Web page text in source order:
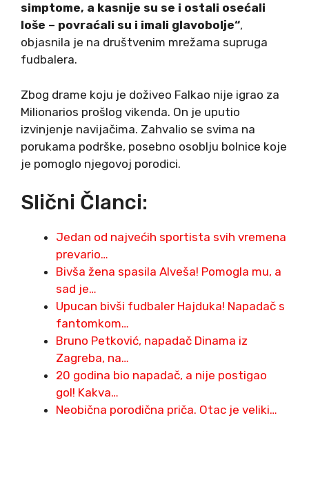
simptome, a kasnije su se i ostali osećali
loše – povraćali su i imali glavobolje“,
objasnila je na društvenim mrežama supruga
fudbalera.
Zbog drame koju je doživeo Falkao nije igrao za
Milionarios prošlog vikenda. On je uputio
izvinjenje navijačima. Zahvalio se svima na
porukama podrške, posebno osoblju bolnice koje
je pomoglo njegovoj porodici.
Slični Članci:
Jedan od najvećih sportista svih vremena
prevario…
Bivša žena spasila Alveša! Pomogla mu, a
sad je…
Upucan bivši fudbaler Hajduka! Napadač s
fantomkom…
Bruno Petković, napadač Dinama iz
Zagreba, na…
20 godina bio napadač, a nije postigao
gol! Kakva…
Neobična porodična priča. Otac je veliki…